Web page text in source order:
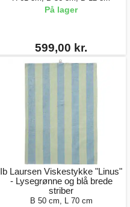
På lager
599,00 kr.
Ib Laursen Viskestykke "Linus"
- Lysegrønne og blå brede
striber
B 50 cm, L 70 cm